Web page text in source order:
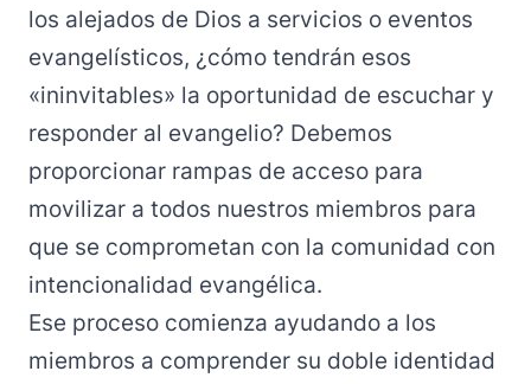
los alejados de Dios a servicios o eventos
evangelísticos, ¿cómo tendrán esos
«ininvitables» la oportunidad de escuchar y
responder al evangelio? Debemos
proporcionar rampas de acceso para
movilizar a todos nuestros miembros para
que se comprometan con la comunidad con
intencionalidad evangélica.
Ese proceso comienza ayudando a los
miembros a comprender su doble identidad